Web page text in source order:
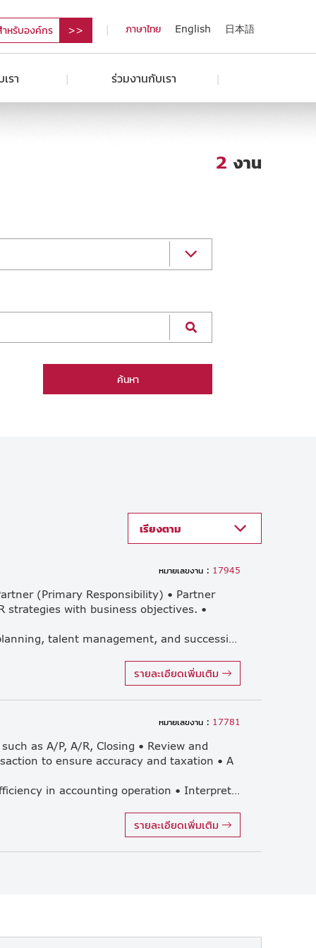
ำหรับองค์กร ภาษาไทย English 日本語
รา ร่วมงานกับเรา
2 งาน
ค้นหา
เรียงตาม
หมายเลขงาน : 17945
(Primary Responsibility) • Partner
strategies with business objectives. •
organization design, workforce planning, talent management, and succession planning. • Lead performance management and employee development initiatives. • Drive employee engagement and organizational development programs. • Analyze HR data and propose strategic actions to improve organizational effectiveness. • Support change management and organizational transformation initiatives. • Ensure compliance with labor laws, company policies, and HR governance. 2. General Affairs & Administration • Oversee office administration and general affairs operations. • Establish and improve GA policies, procedures, and service standards. • Manage company assets, office supplies, and vendor relationships. • Support company events and employee welfare activities. 3. Facility Management • Manage office buildings and facilities to ensure safety, security, and operational efficiency. • Oversee maintenance activities, utilities, and facility improvement projects. • Ensure compliance with safety regulations and related legal requirements. • Coordinate with external service providers and contractors. 4. IT Administration • Oversee day-to-day IT administration and user support. • Coordinate with internal or outsourced IT service providers. • Ensure IT infrastructure and systems are operating effectively. • Support IT-related projects and digital transformation initiatives. 5. Shipping & Logistics Administration • Supervise import/export and shipping administration processes. • Coordinate with logistics providers, customs agents, and related stakeholders. • Ensure compliance with customs regulations and company procedures. • Improve efficiency and service quality of shipping operations.
รายละเอียดเพิ่มเติม
หมายเลขงาน : 17781
as A/P, A/R, Closing • Review and
to ensure accuracy and taxation • A
improvements and enhancing efficiency in accounting operation • Interpret financial data for decision-making
รายละเอียดเพิ่มเติม